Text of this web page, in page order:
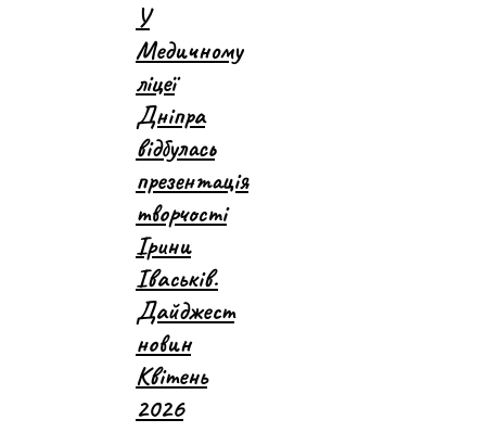
У
Медичному
ліцеї
Дніпра
відбулась
презентація
творчості
Ірини
Іваськів.
Дайджест
новин
Квітень
2026